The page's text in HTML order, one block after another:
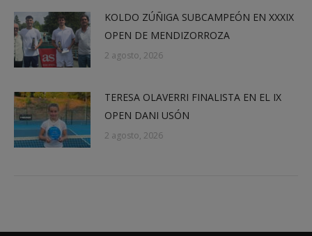
KOLDO ZÚÑIGA SUBCAMPEÓN EN XXXIX
OPEN DE MENDIZORROZA
2 agosto, 2026
TERESA OLAVERRI FINALISTA EN EL IX
OPEN DANI USÓN
2 agosto, 2026